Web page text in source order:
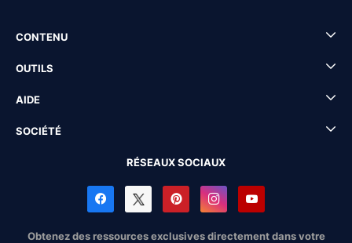
CONTENU
OUTILS
AIDE
SOCIÉTÉ
RÉSEAUX SOCIAUX
Obtenez des ressources exclusives directement dans votre